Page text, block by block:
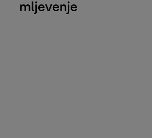
mljevenje